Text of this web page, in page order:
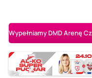
Wypełniamy DMD Arenę